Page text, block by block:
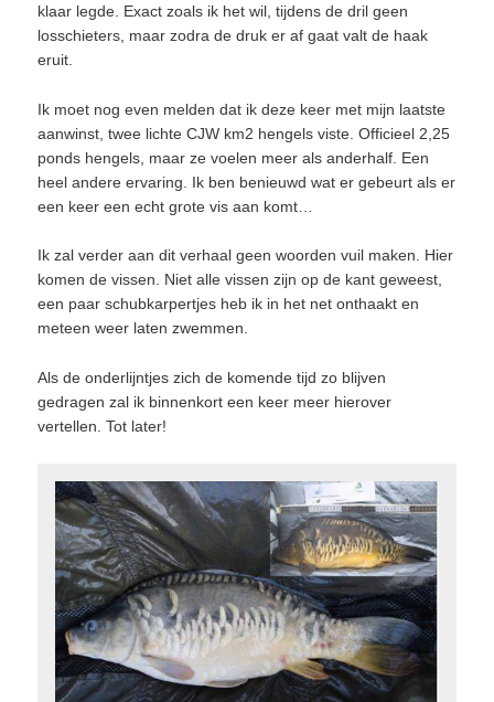
klaar legde. Exact zoals ik het wil, tijdens de dril geen
losschieters, maar zodra de druk er af gaat valt de haak
eruit.
Ik moet nog even melden dat ik deze keer met mijn laatste
aanwinst, twee lichte CJW km2 hengels viste. Officieel 2,25
ponds hengels, maar ze voelen meer als anderhalf. Een
heel andere ervaring. Ik ben benieuwd wat er gebeurt als er
een keer een echt grote vis aan komt…
Ik zal verder aan dit verhaal geen woorden vuil maken. Hier
komen de vissen. Niet alle vissen zijn op de kant geweest,
een paar schubkarpertjes heb ik in het net onthaakt en
meteen weer laten zwemmen.
Als de onderlijntjes zich de komende tijd zo blijven
gedragen zal ik binnenkort een keer meer hierover
vertellen. Tot later!